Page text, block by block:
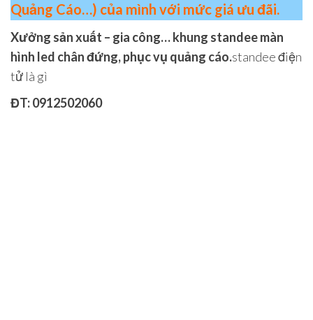
Quảng Cáo…) của mình với mức giá ưu đãi.
Xưởng sản xuất – gia công… khung standee màn
hình led chân đứng, phục vụ quảng cáo.standee điện
tử là gì
ĐT: 0912502060